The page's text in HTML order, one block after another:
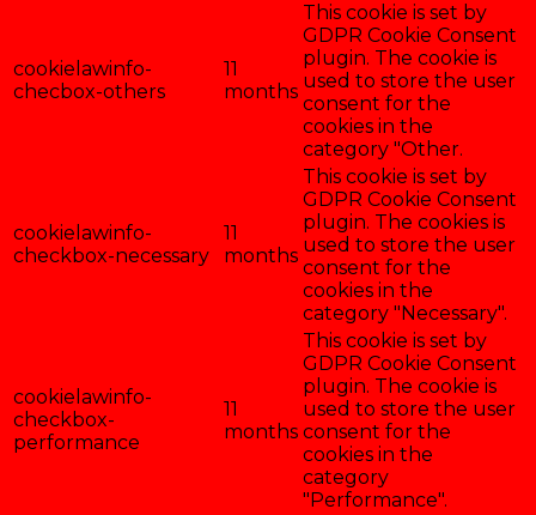
cookielawinfo-
checbox-others
11
months
This cookie is set by
GDPR Cookie Consent
plugin. The cookie is
used to store the user
consent for the
cookies in the
category "Other.
cookielawinfo-
checkbox-necessary
11
months
This cookie is set by
GDPR Cookie Consent
plugin. The cookies is
used to store the user
consent for the
cookies in the
category "Necessary".
cookielawinfo-
checkbox-
performance
11
months
This cookie is set by
GDPR Cookie Consent
plugin. The cookie is
used to store the user
consent for the
cookies in the
category
"Performance".